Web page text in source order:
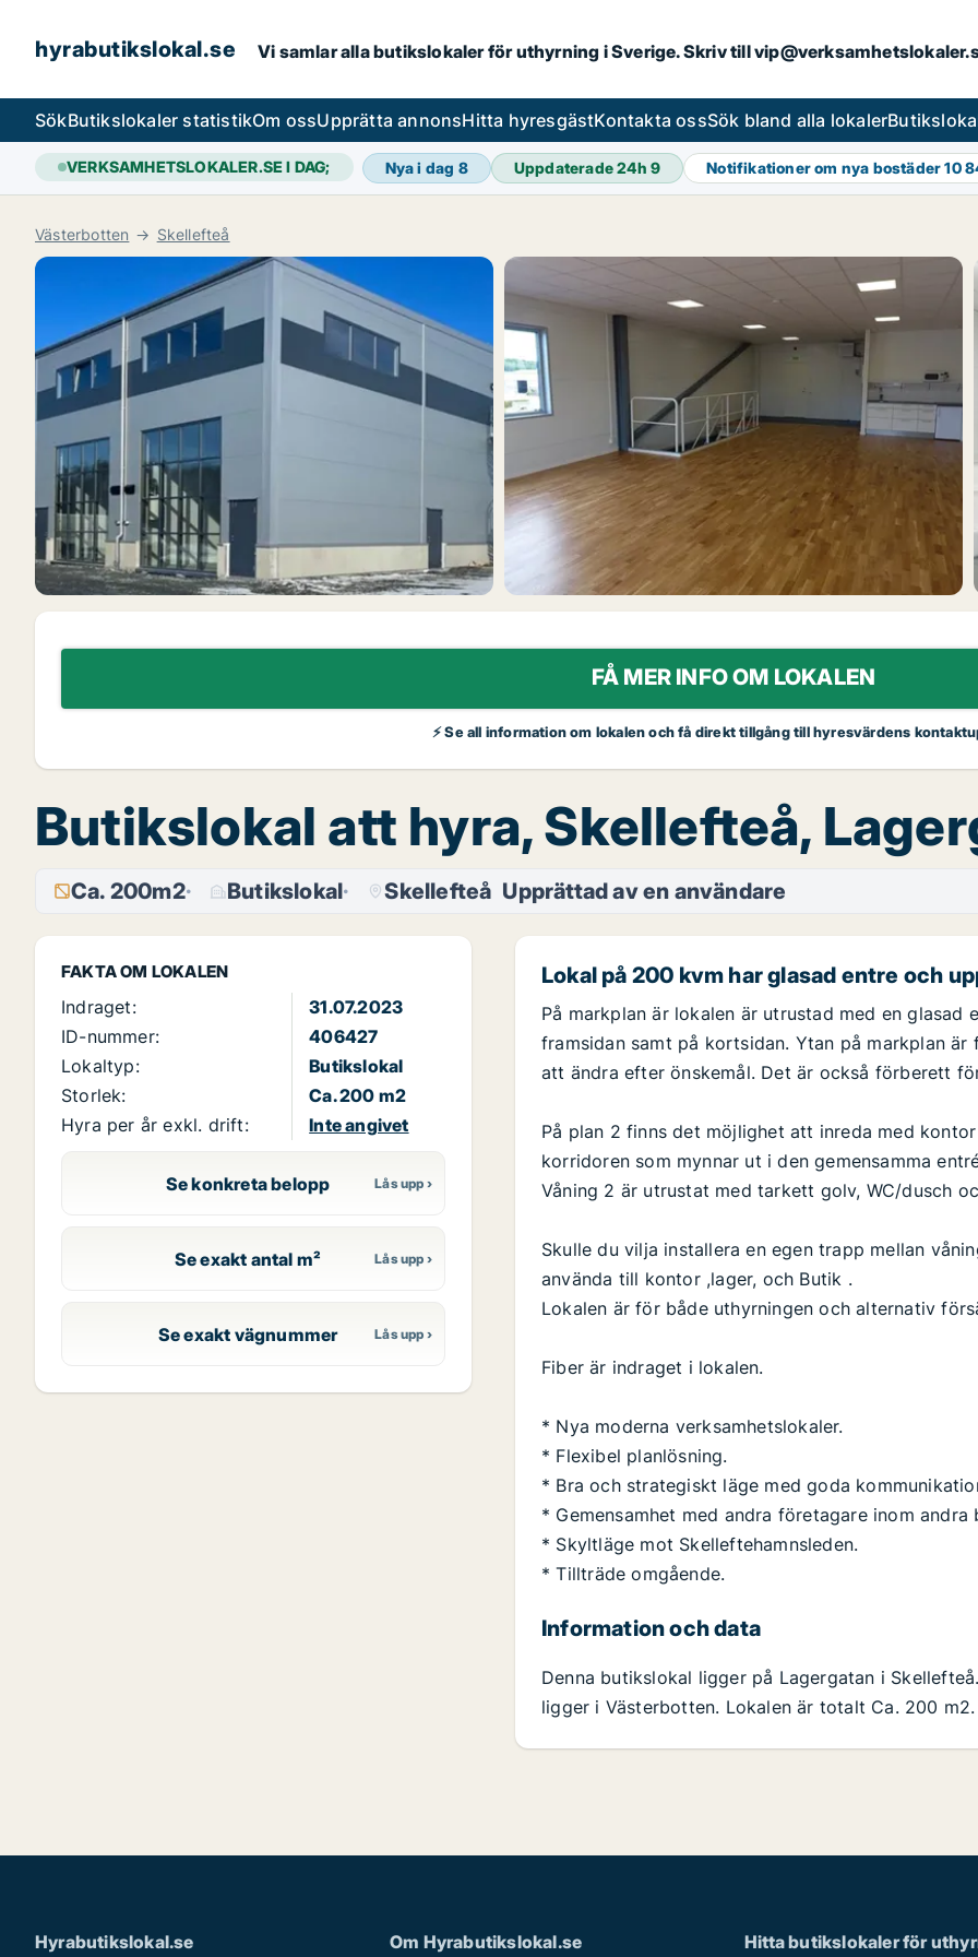
hyrabutikslokal.se Vi samlar alla butikslokaler för uthyrning i Sverige. Skriv till
SökButikslokaler statistikOm ossUpprätta annonsHitta hyresgästKontakta ossSök bland alla lokaler
VERKSAMHETSLOKALER.SE I DAG; Nya i dag 8 Uppdaterade 24h9 Notifikationer om nya bostäder10
Västerbotten Skellefteå
FÅ MER INFO OM LOKALEN
⚡ Se all information om lokalen och få direkt tillgång till hyresvärdens
Butikslokal att hyra, Skellefteå,
Ca. 200m2 Butikslokal Skellefteå Upprättad av en användare
FAKTA OM LOKALEN
Indraget:
31.07.2023
ID-nummer:
406427
Lokaltyp:
Butikslokal
Storlek:
Ca. 200 m2
Hyra per år exkl. drift:
Inte angivet
Se konkreta belopp
Se exakt antal m²
Se exakt vägnummer
Lokal på 200 kvm har glasad entre och
På markplan är lokalen är utrustad med en
framsidan samt på kortsidan. Ytan på markplan
att ändra efter önskemål. Det är också förberett
På plan 2 finns det möjlighet att inreda med
korridoren som mynnar ut i den gemensamma
Våning 2 är utrustat med tarkett golv, WC/dusch
Skulle du vilja installera en egen trapp mellan
använda till kontor ,lager, och Butik .
Lokalen är för både uthyrningen och alternativ
Fiber är indraget i lokalen.
* Nya moderna verksamhetslokaler.
* Flexibel planlösning.
* Bra och strategiskt läge med goda
* Gemensamhet med andra företagare inom andra
* Skyltläge mot Skelleftehamnsleden.
* Tillträde omgående.
Information och data
Denna butikslokal ligger på Lagergatan i
ligger i Västerbotten. Lokalen är totalt Ca. 200 m2.
Hyrabutikslokal.se Om Hyrabutikslokal.se Hitta butikslokaler för